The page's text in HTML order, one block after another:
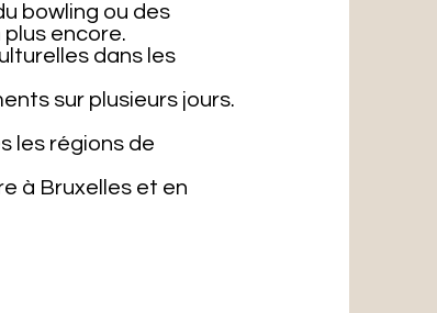
bowling ou des
encore.
dans les
sur plusieurs jours.
les régions de
à Bruxelles et en